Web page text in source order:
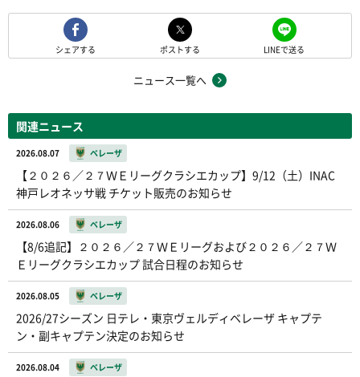
シェアする ポストする LINEで送る
ニュース一覧へ
関連ニュース
2026.08.07 ベレーザ
【２０２６／２７ＷＥリーグクラシエカップ】9/12（土）INAC
神戸レオネッサ戦 チケット販売のお知らせ
2026.08.06 ベレーザ
【8/6追記】２０２６／２７ＷＥリーグおよび２０２６／２７Ｗ
Ｅリーグクラシエカップ 試合日程のお知らせ
2026.08.05 ベレーザ
2026/27シーズン 日テレ・東京ヴェルディベレーザ キャプテ
ン・副キャプテン決定のお知らせ
2026.08.04 ベレーザ